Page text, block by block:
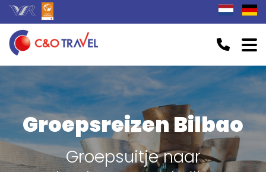
Groepsreizen Bilbao
Groepsuitje naar